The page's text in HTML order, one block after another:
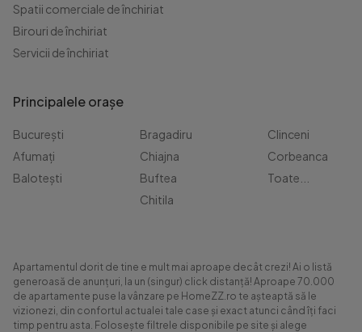
Spatii comerciale de închiriat
Birouri de închiriat
Servicii de închiriat
Principalele orașe
București
Afumați
Balotești
Bragadiru
Chiajna
Buftea
Chitila
Clinceni
Corbeanca
Toate...
Apartamentul dorit de tine e mult mai aproape decât crezi! Ai o listă
generoasă de anunțuri, la un (singur) click distanță! Aproape 70.000
de apartamente puse la vânzare pe HomeZZ.ro te așteaptă să le
vizionezi, din confortul actualei tale case și exact atunci când îți faci
timp pentru asta. Folosește filtrele disponibile pe site și alege